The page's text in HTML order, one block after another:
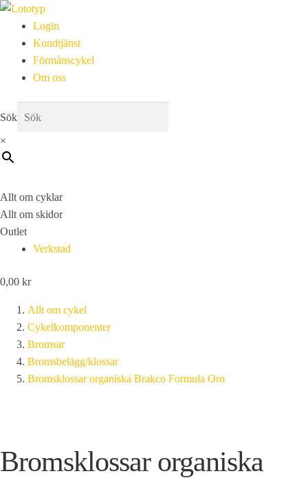
Login
Kundtjänst
Förmånscykel
Om oss
Sök
×
Allt om cyklar
Allt om skidor
Outlet
Verkstad
0,00 kr
Allt om cykel
Cykelkomponenter
Bromsar
Bromsbelägg/klossar
Bromsklossar organiska Brakco Formula Oro
Bromsklossar organiska